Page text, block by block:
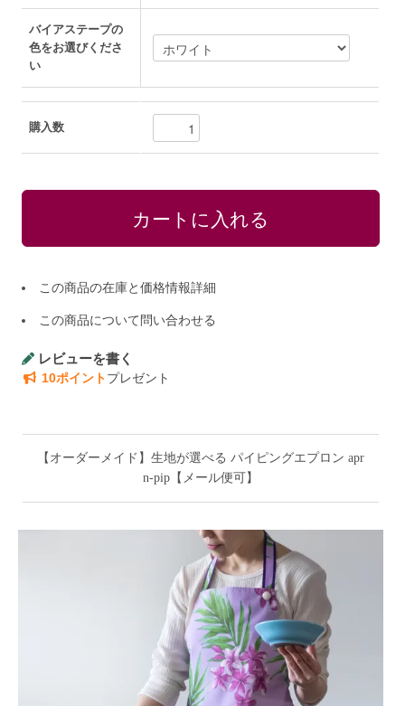
バイアステープの
色をお選びくださ
い
購入数
この商品の在庫と価格情報詳細
この商品について問い合わせる
レビューを書く
10ポイントプレゼント
【オーダーメイド】生地が選べる パイピングエプロン apr
n-pip【メール便可】